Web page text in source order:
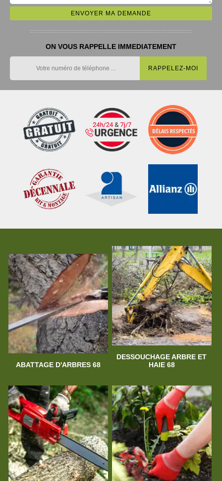
ON VOUS RAPPELLE IMMEDIATEMENT
ABATTAGE D'ARBRES 68
DESSOUCHAGE ARBRE ET
HAIE 68